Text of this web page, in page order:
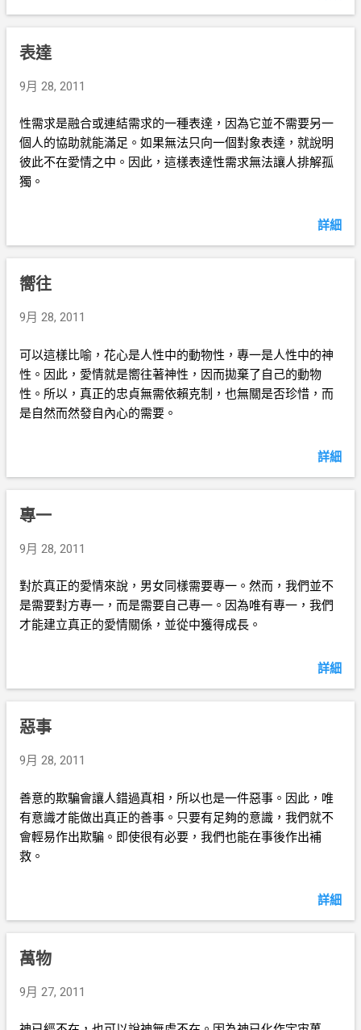
表達
9月 28, 2011
性需求是融合或連結需求的一種表達，因為它並不需要另一
個人的協助就能滿足。如果無法只向一個對象表達，就說明
彼此不在愛情之中。因此，這樣表達性需求無法讓人排解孤
獨。
詳細
嚮往
9月 28, 2011
可以這樣比喻，花心是人性中的動物性，專一是人性中的神
性。因此，愛情就是嚮往著神性，因而拋棄了自己的動物
性。所以，真正的忠貞無需依賴克制，也無關是否珍惜，而
是自然而然發自內心的需要。
詳細
專一
9月 28, 2011
對於真正的愛情來說，男女同樣需要專一。然而，我們並不
是需要對方專一，而是需要自己專一。因為唯有專一，我們
才能建立真正的愛情關係，並從中獲得成長。
詳細
惡事
9月 28, 2011
善意的欺騙會讓人錯過真相，所以也是一件惡事。因此，唯
有意識才能做出真正的善事。只要有足夠的意識，我們就不
會輕易作出欺騙。即使很有必要，我們也能在事後作出補
救。
詳細
萬物
9月 27, 2011